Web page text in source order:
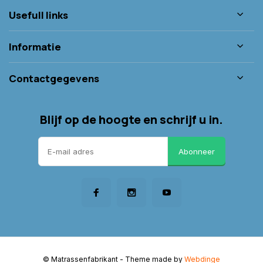
Usefull links
Informatie
Contactgegevens
Blijf op de hoogte en schrijf u in.
Abonneer
© Matrassenfabrikant - Theme made by Webdinge